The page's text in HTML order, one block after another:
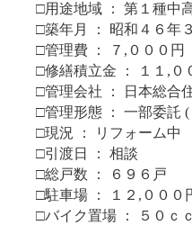
□用途地域 ： 第１種中
□築年月 ： 昭和４６年
□管理費 ： ７,０００円
□修繕積立金 ： １１,０
□管理会社 ： 日本総合
□管理形態 ： 一部委託 (
□現況 ： リフォーム中
□引渡日 ： 相談
□総戸数 ： ６９６戸
□駐車場 ： １２,０００
□バイク置場 ： ５０ｃ